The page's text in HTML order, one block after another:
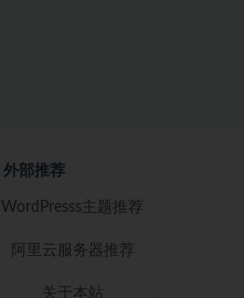
外部推荐
WordPresss主题推荐
阿里云服务器推荐
关于本站